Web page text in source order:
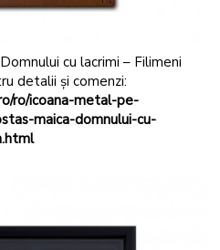
cu lacrimi – Filimeni
detalii și comenzi:
ro/icoana-metal-pe-
maica-domnului-cu-